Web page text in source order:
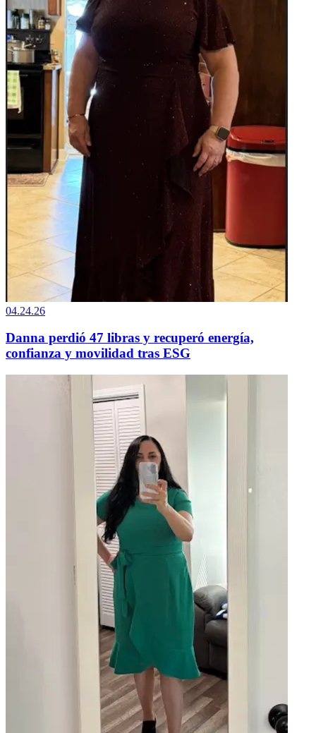
04.24.26
Danna perdió 47 libras y recuperó energía,
confianza y movilidad tras ESG